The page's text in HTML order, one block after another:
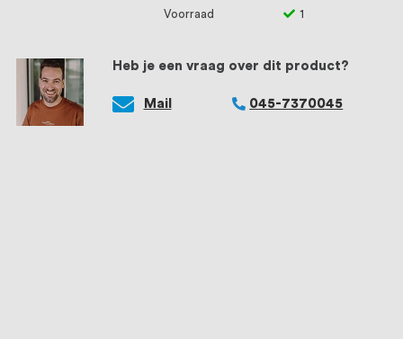
Heb je een vraag over dit product?
Mail 045-7370045
Voorraad
1